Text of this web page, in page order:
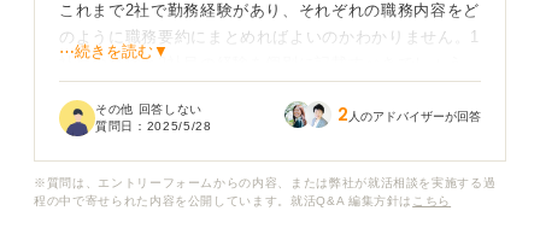
これまで2社で勤務経験があり、それぞれの職務内容をど
のように職務要約にまとめればよいのかわかりません。1
社目の経験と2社目の経験を個別に記載すべきでしょう
方がよいのでしょうか？
てください。
⋯続きを読む▼
その他 回答しない
質問日： 2025/5/28 2 人のアドバイザーが回答
※質問は、エントリーフォームからの内容、または弊社が就活相談を実施する過
程の中で寄せられた内容を公開しています。就活Q&A 編集方針は こちら